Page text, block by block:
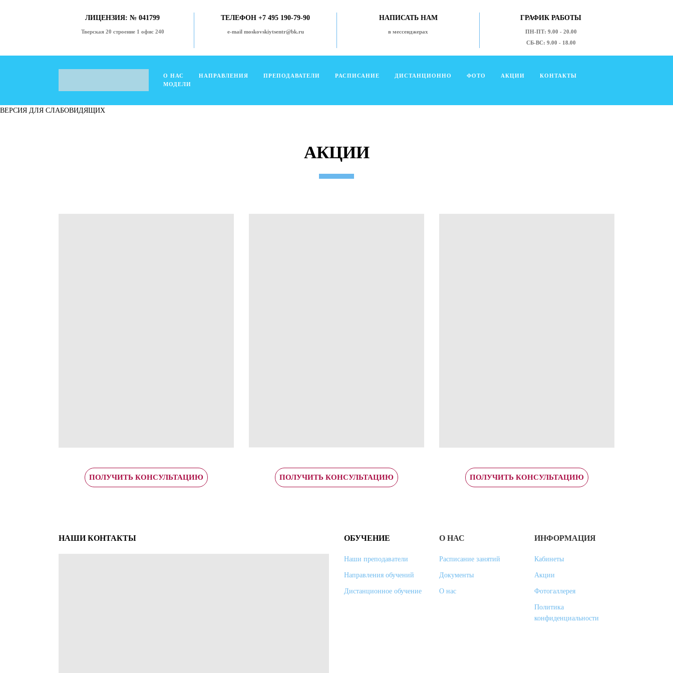
ЛИЦЕНЗИЯ: № 041799
Тверская 20 строение 1 офис 240
ТЕЛЕФОН +7 495 190-79-90
e-mail moskovskiytsentr@bk.ru
НАПИСАТЬ НАМ
в мессенджерах
ГРАФИК РАБОТЫ
ПН-ПТ: 9.00 - 20.00
СБ-ВС: 9.00 - 18.00
О НАС НАПРАВЛЕНИЯ ПРЕПОДАВАТЕЛИ РАСПИСАНИЕ ДИСТАНЦИОННО ФОТО АКЦИИ
КОНТАКТЫ
МОДЕЛИ
ВЕРСИЯ ДЛЯ СЛАБОВИДЯЩИХ
АКЦИИ
ПОЛУЧИТЬ КОНСУЛЬТАЦИЮ ПОЛУЧИТЬ КОНСУЛЬТАЦИЮ ПОЛУЧИТЬ КОНСУЛЬТАЦИЮ
НАШИ КОНТАКТЫ ОБУЧЕНИЕ
Наши преподаватели
Направления обучений
Дистанционное обучение
О НАС
Расписание занятий
Документы
О нас
ИНФОРМАЦИЯ
Кабинеты
Акции
Фотогаллерея
Политика
конфиденциальности